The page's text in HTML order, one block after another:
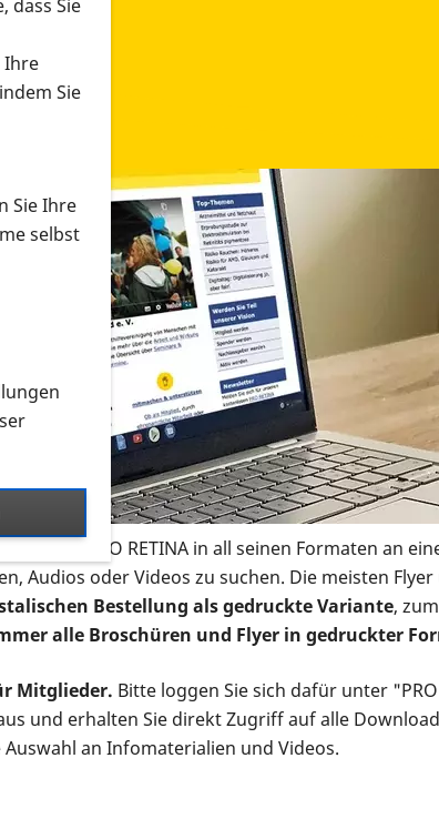
Formaten an
suchen und dieses bestellen bzw. herunterladen
PRO RETINA-Website für blinde und
der PRO RETINA in all seinen Formaten an
Audios oder Videos zu suchen. Die meisten
Bestellung als gedruckte Variante,
alle Broschüren und Flyer in gedruckter
Mitglieder. Bitte loggen Sie sich dafür unter
und erhalten Sie direkt Zugriff auf alle
an Infomaterialien und Videos.
dass Sie
Ihre
Sie
Sie Ihre
selbst